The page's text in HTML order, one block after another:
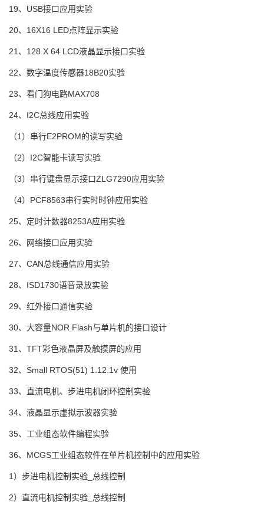
19、USB接口应用实验
20、16X16 LED点阵显示实验
21、128 X 64 LCD液晶显示接口实验
22、数字温度传感器18B20实验
23、看门狗电路MAX708
24、I2C总线应用实验
（1）串行E2PROM的读写实验
（2）I2C智能卡读写实验
（3）串行键盘显示接口ZLG7290应用实验
（4）PCF8563串行实时时钟应用实验
25、定时计数器8253A应用实验
26、网络接口应用实验
27、CAN总线通信应用实验
28、ISD1730语音录放实验
29、红外接口通信实验
30、大容量NOR Flash与单片机的接口设计
31、TFT彩色液晶屏及触摸屏的应用
32、Small RTOS(51) 1.12.1v 使用
33、直流电机、步进电机闭环控制实验
34、液晶显示虚拟示波器实验
35、工业组态软件编程实验
36、MCGS工业组态软件在单片机控制中的应用实验
1）步进电机控制实验_总线控制
2）直流电机控制实验_总线控制